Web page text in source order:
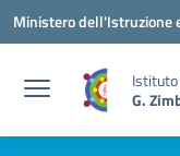
Vai ai contenuti
Vai al menu di navigazione
Vai al footer
Ministero dell'Istruzione
G.